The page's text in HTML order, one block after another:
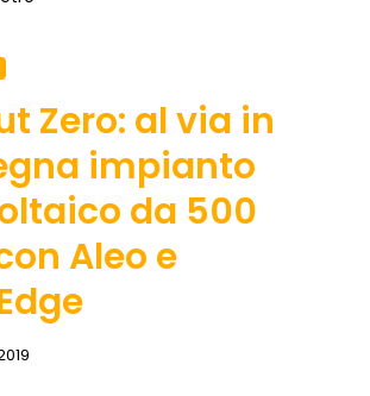
Zero: al via in
impianto
da 500
Aleo e